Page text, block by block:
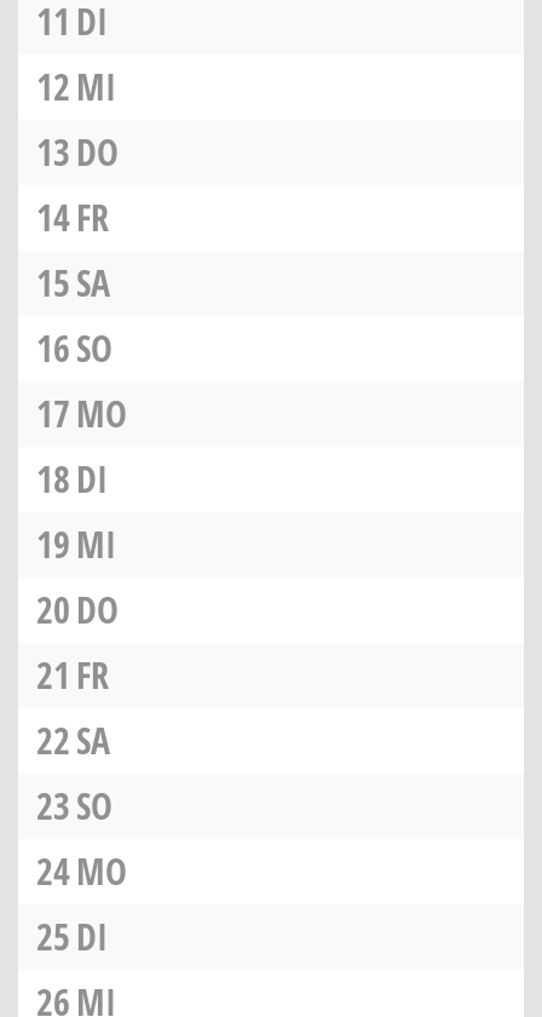
11 DI
12MI
13DO
14FR
15SA
16SO
17MO
18DI
19MI
20DO
21 FR
22SA
23SO
24MO
25DI
26MI